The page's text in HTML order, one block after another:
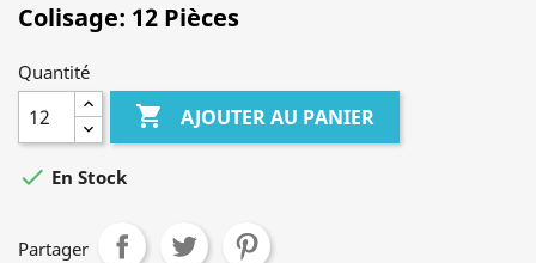
Colisage: 12 Pièces
Quantité
 AJOUTER AU PANIER
 En Stock
Partager